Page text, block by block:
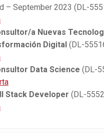
– September 2023 (DL-
a Nuevas
Digital (DL-
Data Science (DL-
Stack Developer (DL-